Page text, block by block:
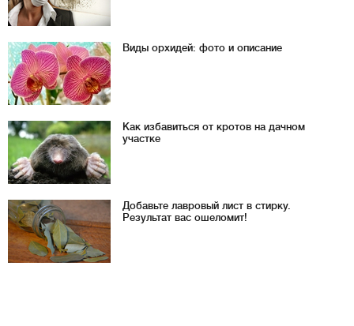
Виды орхидей: фото и описание
Как избавиться от кротов на дачном
участке
Добавьте лавровый лист в стирку.
Результат вас ошеломит!